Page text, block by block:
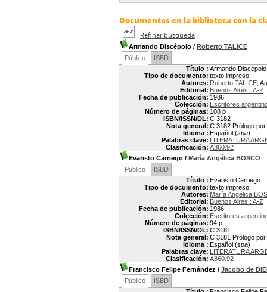
Documentos en la biblioteca con la
Refinar búsqueda
Armando Discépolo / Roberto TALICE
Público
ISBD
Título : Armando Discépolo
Tipo de documento: texto impreso
Autores: Roberto TALICE ,
Editorial: Buenos Aires : A-Z
Fecha de publicación: 1986
Colección: Escritores
Número de páginas: 108 p
ISBN/ISSN/DL: C 3182
Nota general: C 3182 Prólogo
Idioma : Español (spa)
Palabras clave: LITERATURA
Clasificación: A860.92
Evaristo Carriego / María Angélica BOSCO
Público
ISBD
Título : Evaristo Carriego
Tipo de documento: texto impreso
Autores: María Angélica
Editorial: Buenos Aires : A-Z
Fecha de publicación: 1986
Colección: Escritores
Número de páginas: 94 p
ISBN/ISSN/DL: C 3181
Nota general: C 3181 Prólogo
Idioma : Español (spa)
Palabras clave: LITERATURA
Clasificación: A860.92
Francisco Felipe Fernández / Jacobo de
Público
ISBD